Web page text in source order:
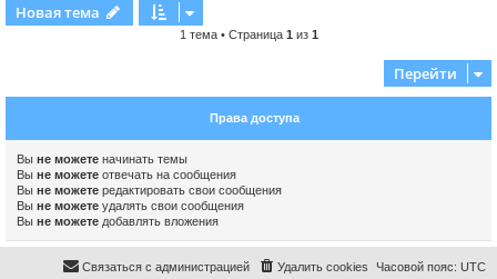
Новая тема
1 тема • Страница 1 из 1
Перейти
Права доступа
Вы не можете начинать темы
Вы не можете отвечать на сообщения
Вы не можете редактировать свои сообщения
Вы не можете удалять свои сообщения
Вы не можете добавлять вложения
Часовой пояс: UTC
Удалить cookies
Связаться с администрацией